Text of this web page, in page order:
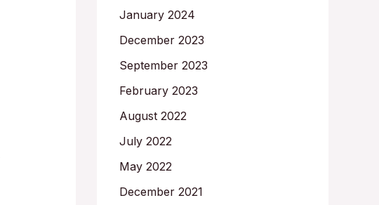
January 2024
December 2023
September 2023
February 2023
August 2022
July 2022
May 2022
December 2021